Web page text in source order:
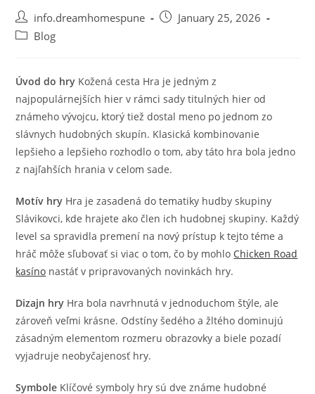
Post
author:
info.dreamhomespune
PostJanuary 25, 2026
PostBlog
Úvod do hry Kožená cesta Hra je jedným z
najpopulárnejších hier v rámci sady titulných hier od
známeho vývojcu, ktorý tiež dostal meno po jednom zo
slávnych hudobných skupín. Klasická kombinovanie
lepšieho a lepšieho rozhodlo o tom, aby táto hra bola jedno
z najľahších hrania v celom sade.
Motív hry Hra je zasadená do tematiky hudby skupiny
Slávikovci, kde hrajete ako člen ich hudobnej skupiny. Každý
level sa spravidla premení na nový prístup k tejto téme a
hráč môže sľubovať si viac o tom, čo by mohlo Chicken Road
kasíno nastáť v pripravovaných novinkách hry.
Dizajn hry Hra bola navrhnutá v jednoduchom štýle, ale
zároveň veľmi krásne. Odstíny šedého a žltého dominujú
zásadným elementom rozmeru obrazovky a biele pozadí
vyjadruje neobyčajenosť hry.
Symbole Klíčové symboly hry sú dve známe hudobné